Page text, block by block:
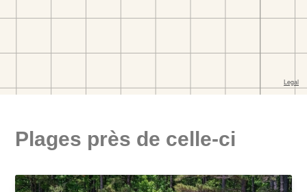
Plages près de celle-ci